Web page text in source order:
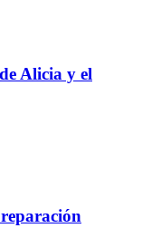
Alicia y el